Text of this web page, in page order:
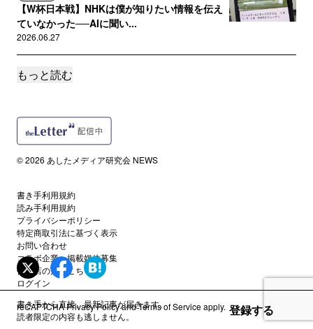
【W杯日本戦】NHKは僕が知りたい情報を伝え
ていなかった──AIに聞い...
2026.06.27
誰でも
2026.06.21
【セミナー動画】AI時代の「コンテンツ制作」
2026.05.23
誰でも
AI時代の「コンテンツ制作」 ライター・編集者
の関心の傾向は？
2026.05.21
サポートメンバー限定
【セミナー動画】社会人「大学院進学」のリア
もっと読む
書き手から直接、最新記事が届きます。
読者限定の内容も逃しません。
登録する
© 2026 あしたメディア研究会 NEWS
書き手利用規約
読み手利用規約
プライバシーポリシー
特定商取引法に基づく表示
お問い合わせ
コラボ企業・掲載媒体募集
代理店の方はこちら
ログイン
reCAPTCHAPrivacy PolicyandTerms of Serviceapply.